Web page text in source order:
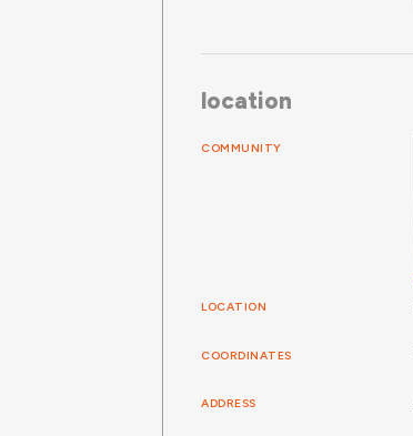
location
COMMUNITY
LOCATION
COORDINATES
ADDRESS